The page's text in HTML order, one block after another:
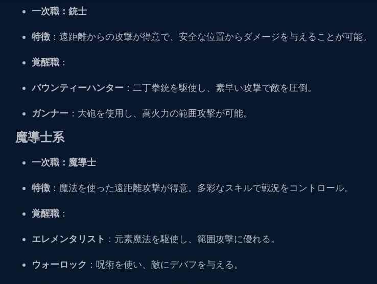
一次職：銃士
特徴 ：遠距離からの攻撃が得意で、安全な位置からダメージを与えることが可能。
覚醒職 ：
バウンティーハンター ：二丁拳銃を駆使し、素早い攻撃で敵を圧倒。
ガンナー ：大砲を使用し、高火力の範囲攻撃が可能。
魔導士系
一次職：魔導士
特徴 ：魔法を使った遠距離攻撃が得意。多彩なスキルで戦況をコントロール。
覚醒職 ：
エレメンタリスト ：元素魔法を駆使し、範囲攻撃に優れる。
ウォーロック ：呪術を使い、敵にデバフを与える。